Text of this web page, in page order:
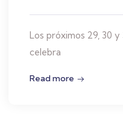
Los próximos 29, 30
celebra
Read more